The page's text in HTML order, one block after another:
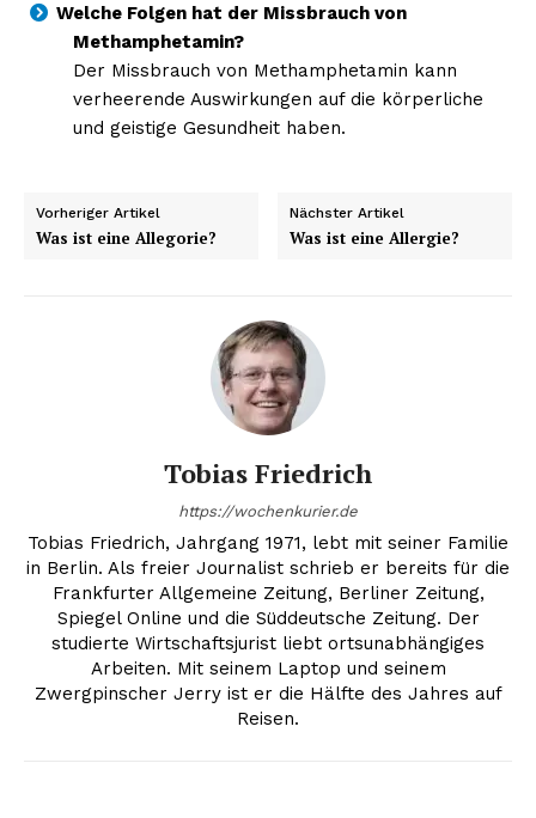
Welche Folgen hat der Missbrauch von
Methamphetamin?
Der Missbrauch von Methamphetamin kann
verheerende Auswirkungen auf die körperliche
und geistige Gesundheit haben.
Vorheriger Artikel
Was ist eine Allegorie?
Nächster Artikel
Was ist eine Allergie?
Tobias Friedrich
https://wochenkurier.de
Tobias Friedrich, Jahrgang 1971, lebt mit seiner Familie
in Berlin. Als freier Journalist schrieb er bereits für die
Frankfurter Allgemeine Zeitung, Berliner Zeitung,
Spiegel Online und die Süddeutsche Zeitung. Der
studierte Wirtschaftsjurist liebt ortsunabhängiges
Arbeiten. Mit seinem Laptop und seinem
Zwergpinscher Jerry ist er die Hälfte des Jahres auf
Reisen.